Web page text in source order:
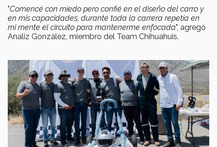
"Comencé con miedo pero confié en el diseño del carro y
en mis capacidades, durante toda la carrera repetía en
mi mente el circuito para mantenerme enfocada", agregó
Analiz González, miembro del Team Chihuahuis.